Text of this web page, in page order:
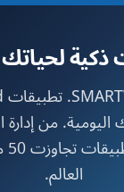
من إدارة
العالم.